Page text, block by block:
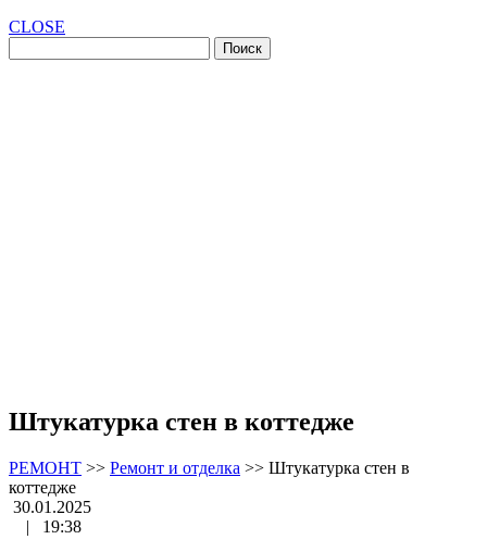
CLOSE
Штукатурка стен в коттедже
РЕМОНТ >> Ремонт и отделка >> Штукатурка стен в
коттедже
30.01.2025
|
19:38